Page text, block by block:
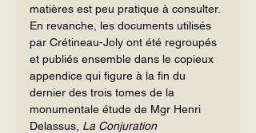
matières est peu pratique à consulter.
En revanche, les documents utilisés
par Crétineau-Joly ont été regroupés
et publiés ensemble dans le copieux
appendice qui figure à la fin du
dernier des trois tomes de la
monumentale étude de Mgr Henri
Delassus, La Conjuration